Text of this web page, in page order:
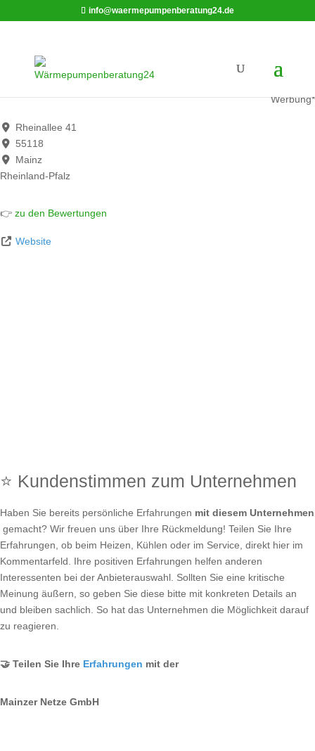
info@waermepumpenberatung24.de
Mainzer Netze GmbH
Werbung*
Rheinallee 41
55118
Mainz
Rheinland-Pfalz
👉 zu den Bewertungen
Website
⭐ Kundenstimmen zum Unternehmen
Haben Sie bereits persönliche Erfahrungen mit diesem Unternehmen
gemacht? Wir freuen uns über Ihre Rückmeldung! Teilen Sie Ihre
Erfahrungen, ob beim Heizen, Kühlen oder im Service, direkt hier im
Kommentarfeld. Ihre positiven Erfahrungen helfen anderen
Interessenten bei der Anbieterauswahl. Sollten Sie eine kritische
Meinung äußern, so geben Sie diese bitte mit konkreten Details an
und bleiben sachlich. So hat das Unternehmen die Möglichkeit darauf
zu reagieren.
🤝 Teilen Sie Ihre Erfahrungen mit der
Mainzer Netze GmbH